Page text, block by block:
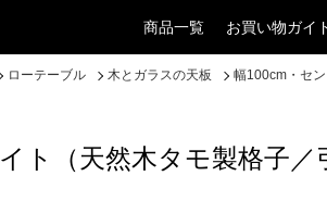
商品一覧 お買い物ガイ
ローテーブル 木とガラスの天板
幅100cm・セ
ト（天然木タモ製格子